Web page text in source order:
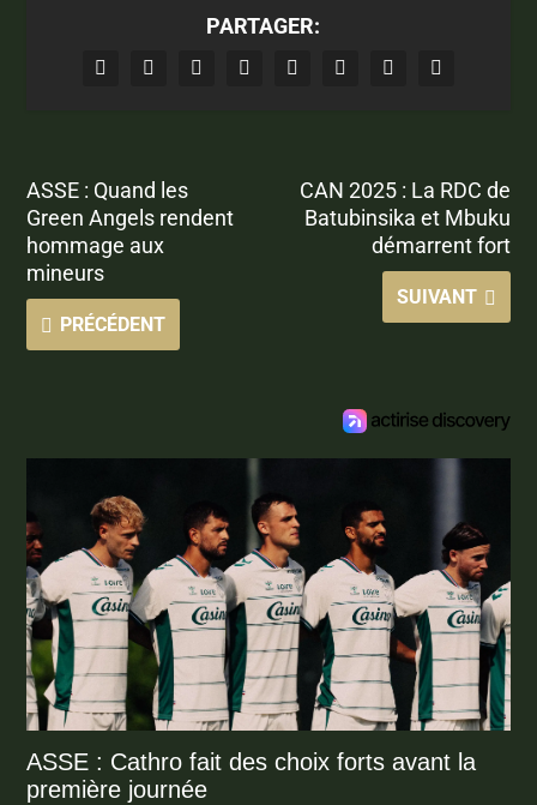
PARTAGER:
ASSE : Quand les
Green Angels rendent
hommage aux
mineurs
PRÉCÉDENT
CAN 2025 : La RDC de
Batubinsika et Mbuku
démarrent fort
SUIVANT
ASSE : Cathro fait des choix forts avant la
première journée